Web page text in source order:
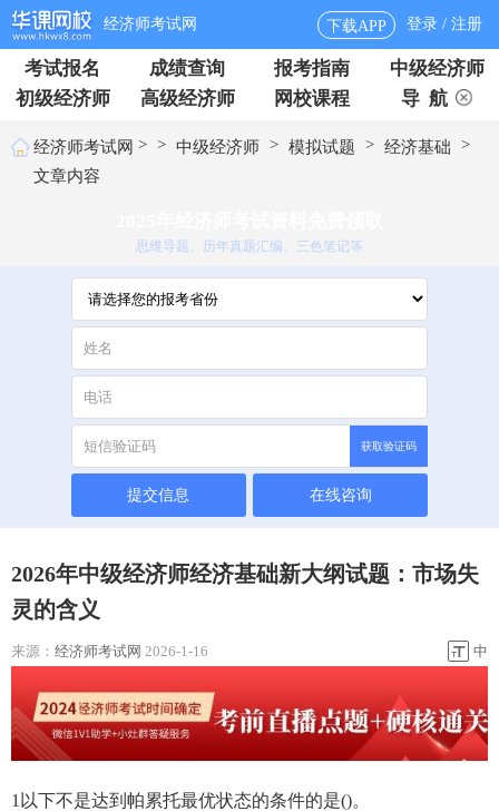
经济师考试网 下载APP 登录 / 注册
考试报名 成绩查询 报考指南
中级经济师
初级经济师
高级经济师 网校课程 导 航
经济师考试网 > > 中级经济师 > 模拟试题 > 经济基础
>
文章内容
思维导题、历年真题汇编、三色笔记等
获取验证码
提交信息 在线咨询
2026年中级经济师经济基础新大纲试题：市场失
灵的含义
来源： 经济师考试网 2026-1-16 中
1以下不是达到帕累托最优状态的条件的是()。